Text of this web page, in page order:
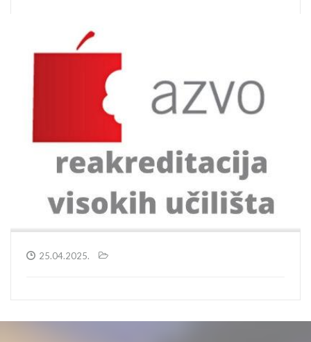
25.04.2025.